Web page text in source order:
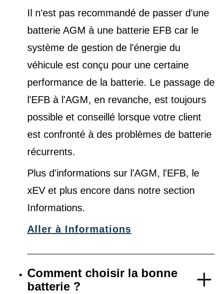
Il n'est pas recommandé de passer d'une
batterie AGM à une batterie EFB car le
système de gestion de l'énergie du
véhicule est conçu pour une certaine
performance de la batterie. Le passage de
l'EFB à l'AGM, en revanche, est toujours
possible et conseillé lorsque votre client
est confronté à des problèmes de batterie
récurrents.
Plus d'informations sur l'AGM, l'EFB, le
xEV et plus encore dans notre section
Informations.
Aller à Informations
Comment choisir la bonne
batterie ?